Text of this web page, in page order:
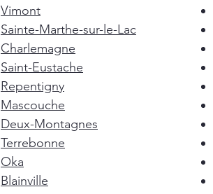
Vimont
Sainte-Marthe-sur-le-Lac
Charlemagne
Saint-Eustache
Repentigny
Mascouche
Deux-Montagnes
Terrebonne
Oka
Blainville